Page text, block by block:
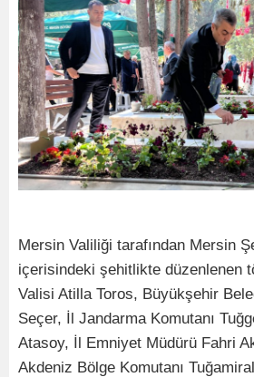
Mersin Valiliği tarafından Mersin
içerisindeki şehitlikte düzenlenen
Valisi Atilla Toros, Büyükşehir
Seçer, İl Jandarma Komutanı
Atasoy, İl Emniyet Müdürü Fahri
Akdeniz Bölge Komutanı